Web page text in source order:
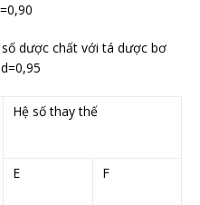
dược chất với tá dược bơ
Hệ số thay thế
E F